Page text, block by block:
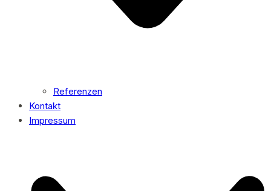
Referenzen
Kontakt
Impressum